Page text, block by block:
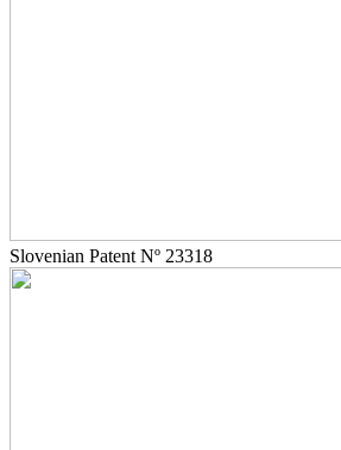
Slovenian Patent Nº 23318